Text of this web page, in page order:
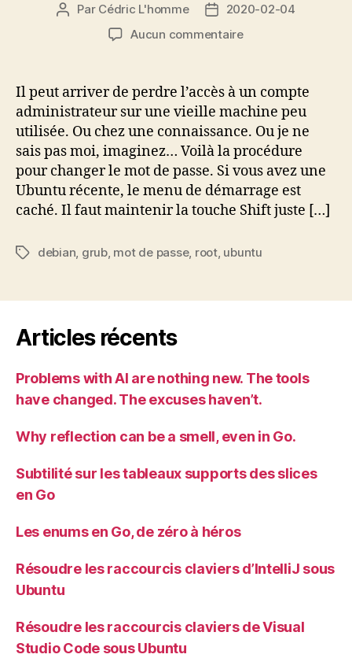
Auteur
Par Cédric L'homme
Date2020-02-04
Aucun commentairesur
root
sur
une
base
Debian
(Ubuntu)
Il peut arriver de perdre l’accès à un compte
administrateur sur une vieille machine peu
utilisée. Ou chez une connaissance. Ou je ne
sais pas moi, imaginez… Voilà la procédure
pour changer le mot de passe. Si vous avez une
Ubuntu récente, le menu de démarrage est
caché. Il faut maintenir la touche Shift juste […]
Étiquettes
debian grub, mot de passe, root, ubuntu
Articles récents
Problems with AI are nothing new. The tools
have changed. The excuses haven’t.
Why reflection can be a smell, even in Go.
Subtilité sur les tableaux supports des slices
en Go
Les enums en Go, de zéro à héros
Résoudre les raccourcis claviers d’IntelliJ sous
Ubuntu
Résoudre les raccourcis claviers de Visual
Studio Code sous Ubuntu